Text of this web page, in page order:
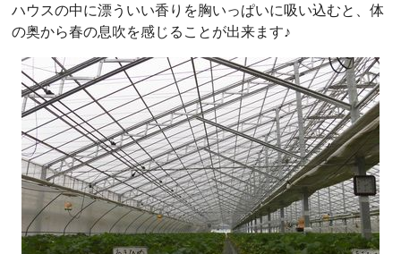
ハウスの中に漂ういい香りを胸いっぱいに吸い込むと、体
の奥から春の息吹を感じることが出来ます♪